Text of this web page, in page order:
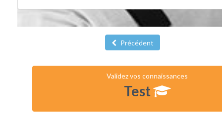
Précédent
Validez vos connaissances
Test